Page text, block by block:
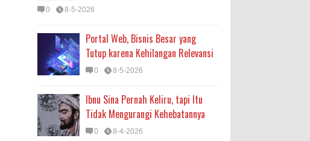
0 8-5-2026
Portal Web, Bisnis Besar yang
Tutup karena Kehilangan Relevansi
0 8-5-2026
Ibnu Sina Pernah Keliru, tapi Itu
Tidak Mengurangi Kehebatannya
0 8-4-2026